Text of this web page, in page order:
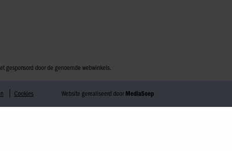
gesponsord door de genoemde webwinkels.
Cookies Website gerealiseerd door MediaSoep